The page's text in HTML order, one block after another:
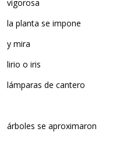
vigorosa
la planta se impone
y mira
lirio o iris
lámparas de cantero
árboles se aproximaron